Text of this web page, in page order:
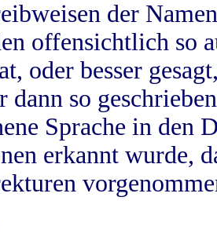
der
offensichtlich so
oder besser
dann so
Sprache in
erkannt wurde,